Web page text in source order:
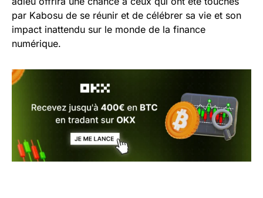
par Kabosu de se réunir et de célébrer sa vie et son
impact inattendu sur le monde de la finance
numérique.